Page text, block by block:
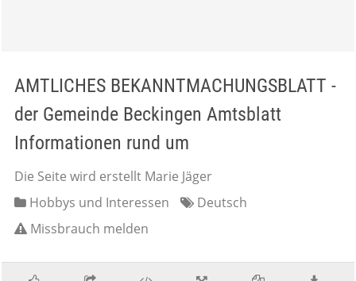
AMTLICHES BEKANNTMACHUNGSBLATT -
der Gemeinde Beckingen Amtsblatt
Informationen rund um
Die Seite wird erstellt Marie Jäger
Hobbys und Interessen
Deutsch
Missbrauch melden